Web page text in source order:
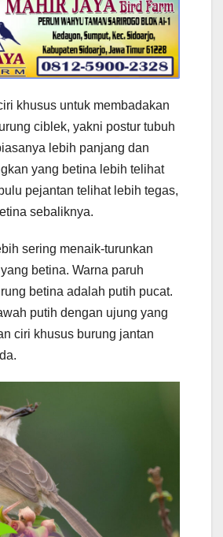
khusus untuk membadakan
ciblek, yakni postur tubuh
lebih panjang dan
yang betina lebih telihat
pejantan telihat lebih tegas,
sebaliknya.
sering menaik-turunkan
betina. Warna paruh
betina adalah putih pucat.
putih dengan ujung yang
ciri khusus burung jantan